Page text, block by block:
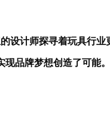
设计师探寻着玩具行业
品牌梦想创造了可能